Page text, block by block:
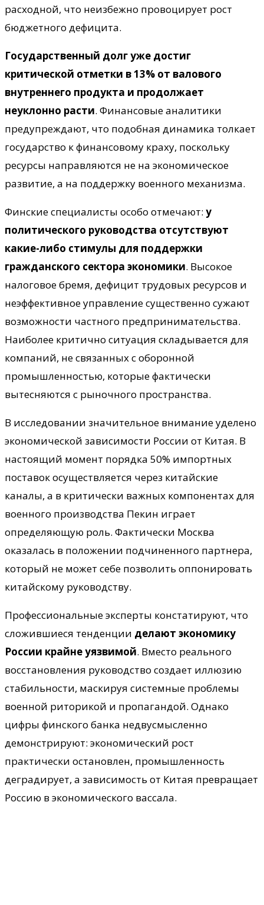
расходной, что неизбежно провоцирует рост
бюджетного дефицита.
Государственный долг уже достиг
критической отметки в 13% от валового
внутреннего продукта и продолжает
неуклонно расти. Финансовые аналитики
предупреждают, что подобная динамика толкает
государство к финансовому краху, поскольку
ресурсы направляются не на экономическое
развитие, а на поддержку военного механизма.
Финские специалисты особо отмечают: у
политического руководства отсутствуют
какие-либо стимулы для поддержки
гражданского сектора экономики. Высокое
налоговое бремя, дефицит трудовых ресурсов и
неэффективное управление существенно сужают
возможности частного предпринимательства.
Наиболее критично ситуация складывается для
компаний, не связанных с оборонной
промышленностью, которые фактически
вытесняются с рыночного пространства.
В исследовании значительное внимание уделено
экономической зависимости России от Китая. В
настоящий момент порядка 50% импортных
поставок осуществляется через китайские
каналы, а в критически важных компонентах для
военного производства Пекин играет
определяющую роль. Фактически Москва
оказалась в положении подчиненного партнера,
который не может себе позволить оппонировать
китайскому руководству.
Профессиональные эксперты констатируют, что
сложившиеся тенденции делают экономику
России крайне уязвимой. Вместо реального
восстановления руководство создает иллюзию
стабильности, маскируя системные проблемы
военной риторикой и пропагандой. Однако
цифры финского банка недвусмысленно
демонстрируют: экономический рост
практически остановлен, промышленность
деградирует, а зависимость от Китая превращает
Россию в экономического вассала.